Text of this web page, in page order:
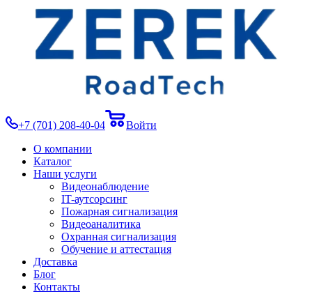
+7 (701) 208-40-04
Войти
О компании
Каталог
Наши услуги
Видеонаблюдение
IT-аутсорсинг
Пожарная сигнализация
Видеоаналитика
Охранная сигнализация
Обучение и аттестация
Доставка
Блог
Контакты